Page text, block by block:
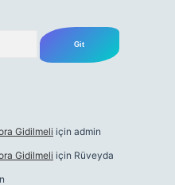
Gidilmeli için admin
Gidilmeli için Rüveyda